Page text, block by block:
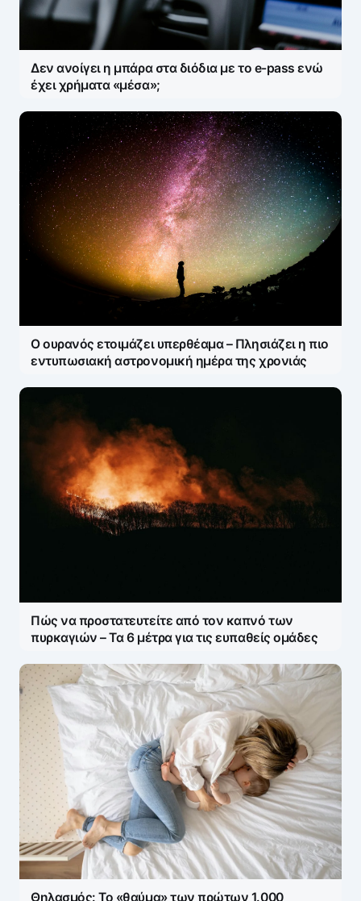
Δεν ανοίγει η μπάρα στα διόδια με το e-pass ενώ
έχει χρήματα «μέσα»;
Ο ουρανός ετοιμάζει υπερθέαμα – Πλησιάζει η πιο
εντυπωσιακή αστρονομική ημέρα της χρονιάς
Πώς να προστατευτείτε από τον καπνό των
πυρκαγιών – Τα 6 μέτρα για τις ευπαθείς ομάδες
Θηλασμός: Το «θαύμα» των πρώτων 1.000